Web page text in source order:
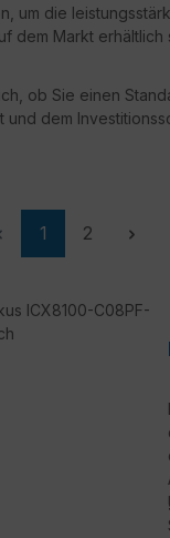
um die
dem Markt erhältlich
ob Sie einen
und dem
Seite
1 Seite
2